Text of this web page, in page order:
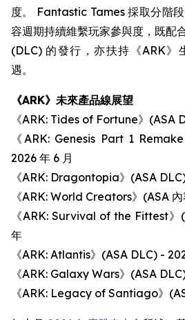
度。 Fantastic Tames 採取分階
容週期持續維繫玩家參與度，既配
(DLC) 的發行，亦扶持《ARK》
遇。
《ARK》未來產品線展望
《ARK: Tides of Fortune》(ASA
《ARK: Genesis Part 1
2026 年 6 月
《ARK: Dragontopia》(ASA
《ARK: World Creators》(ASA
《ARK: Survival of the Fittest
年
《ARK: Atlantis》(ASA DLC) -
《ARK: Galaxy Wars》(ASA
《ARK: Legacy of Santiago》